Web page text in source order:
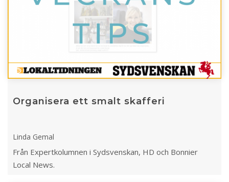
Organisera ett smalt skafferi
Linda Gemal
Från Expertkolumnen i Sydsvenskan, HD och Bonnier
Local News.